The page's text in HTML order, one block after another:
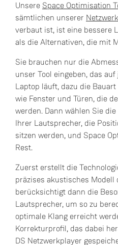
Unsere Space Optimisation
sämtlichen unserer
verbaut ist, ist eine bessere
als die Alternativen, die mit
Sie brauchen nur die
unser Tool eingeben, das
Laptop läuft, dazu die
wie Fenster und Türen, die
werden. Dann wählen Sie
Ihrer Lautsprecher, die
sitzen werden, und Space
Rest.
Zuerst erstellt die
präzises akustisches Modell
berücksichtigt dann die
Lautsprecher, um so zu
optimale Klang erreicht
Korrekturprofil, das dabei
DS Netzwerkplayer